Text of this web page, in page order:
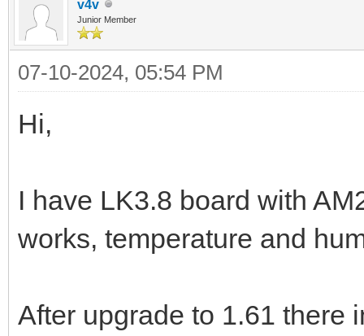
v4v
Junior Member
07-10-2024, 05:54 PM
Hi,
I have LK3.8 board with
works, temperature and
After upgrade to 1.61 there